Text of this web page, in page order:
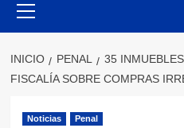
primario
INICIO PENAL
35
FISCALÍA SOBRE COMPRAS
Noticias Penal